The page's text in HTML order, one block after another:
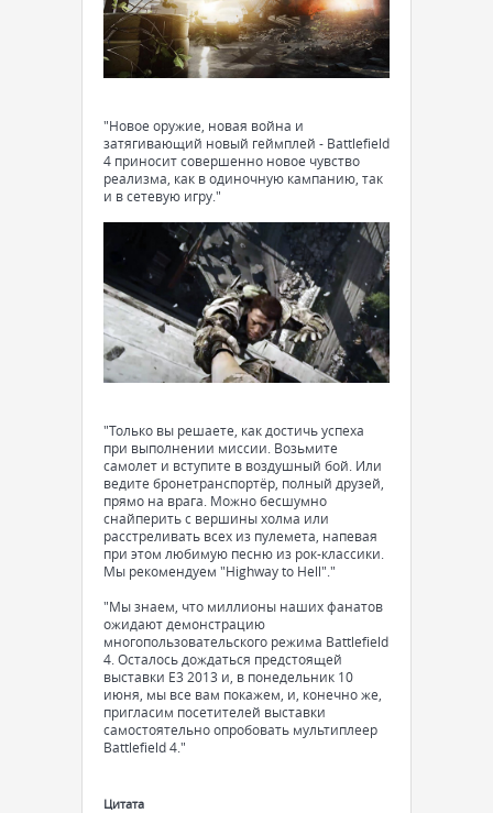
"Новое оружие, новая война и
затягивающий новый геймплей - Battlefield
4 приносит совершенно новое чувство
реализма, как в одиночную кампанию, так
и в сетевую игру."
"Только вы решаете, как достичь успеха
при выполнении миссии. Возьмите
самолет и вступите в воздушный бой. Или
ведите бронетранспортёр, полный друзей,
прямо на врага. Можно бесшумно
снайперить с вершины холма или
расстреливать всех из пулемета, напевая
при этом любимую песню из рок-классики.
Мы рекомендуем "Highway to Hell"."
"Мы знаем, что миллионы наших фанатов
ожидают демонстрацию
многопользовательского режима Battlefield
4. Осталось дождаться предстоящей
выставки E3 2013 и, в понедельник 10
июня, мы все вам покажем, и, конечно же,
пригласим посетителей выставки
самостоятельно опробовать мультиплеер
Battlefield 4."
Цитата